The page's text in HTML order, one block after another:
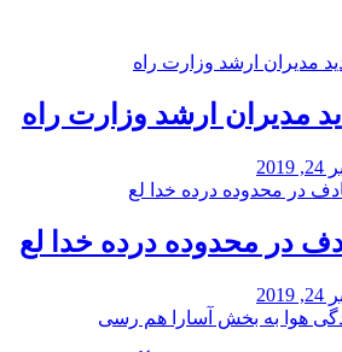
مدیران ارشد وزارت راه
در محدوده درده خدا لع